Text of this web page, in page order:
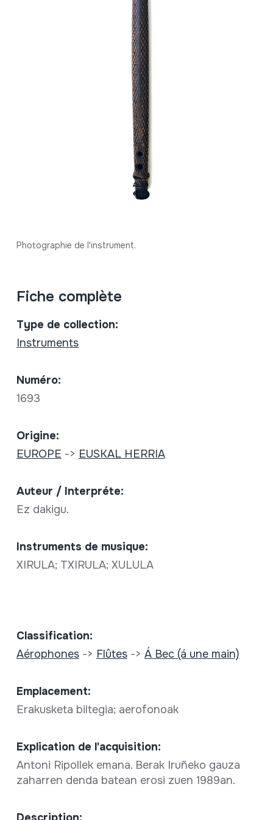
Photographie de l'instrument.
Fiche complète
Type de collection:
Instruments
Numéro:
1693
Origine:
EUROPE -> EUSKAL HERRIA
Auteur / Interpréte:
Ez dakigu.
Instruments de musique:
XIRULA; TXIRULA; XULULA
Classification:
Aérophones-> Flûtes-> Á Bec (á une main)
Emplacement:
Erakusketa biltegia; aerofonoak
Explication de l'acquisition:
Antoni Ripollek emana. Berak Iruñeko gauza
zaharren denda batean erosi zuen 1989an.